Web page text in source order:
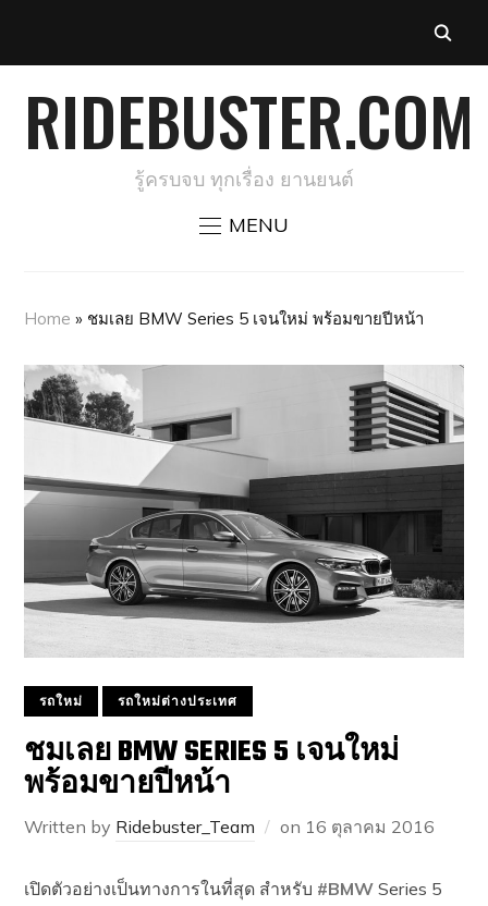
RIDEBUSTER.COM
รู้ครบจบ ทุกเรื่อง ยานยนต์
MENU
Home » ชมเลย BMW Series 5 เจนใหม่ พร้อมขายปีหน้า
รถใหม่ รถใหม่ต่างประเทศ
ชมเลย BMW SERIES 5 เจนใหม่
พร้อมขายปีหน้า
Written by Ridebuster_Team on 16 ตุลาคม 2016
เปิดตัวอย่างเป็นทางการในที่สุด สำหรับ #BMW Series 5